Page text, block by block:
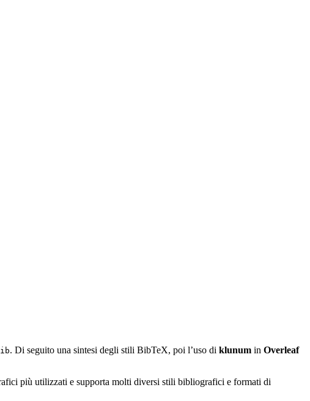
. Di seguito una sintesi degli stili BibTeX, poi l’uso di klunum in Overleaf
più utilizzati e supporta molti diversi stili bibliografici e formati di